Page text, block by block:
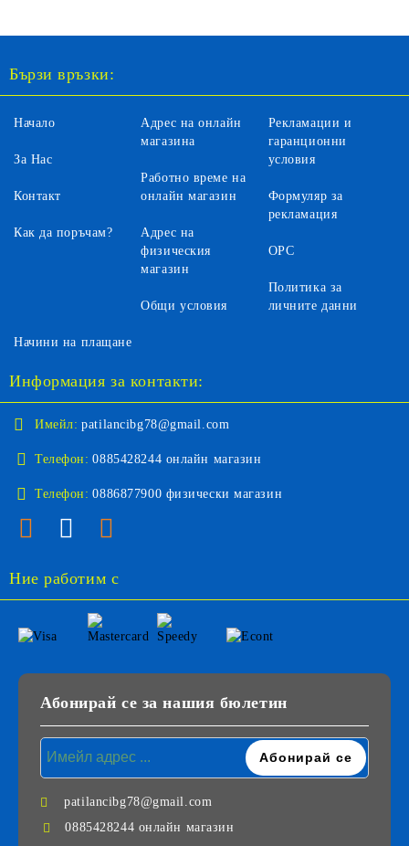
Бързи връзки:
Начало
За Нас
Контакт
Как да поръчам?
Адрес на онлайн
магазина
Работно време на
онлайн магазин
Адрес на
физическия
магазин
Общи условия
Рекламации и
гаранционни
условия
Формуляр за
рекламация
ОРС
Политика за
личните данни
Начини на плащане
Информация за контакти:
Имейл: patilancibg78@gmail.com
Телефон: 0885428244 онлайн магазин
Телефон: 0886877900 физически магазин
Ние работим с
Абонирай се за нашия бюлетин
patilancibg78@gmail.com
0885428244 онлайн магазин